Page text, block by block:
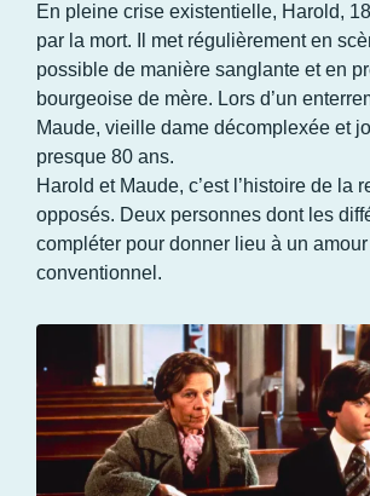
En pleine crise existentielle, Harold,
par la mort. Il met régulièrement en
possible de manière sanglante et en
bourgeoise de mère. Lors d’un
Maude, vieille dame décomplexée et
presque 80 ans.
Harold et Maude, c’est l’histoire de la
opposés. Deux personnes dont les
compléter pour donner lieu à un
conventionnel.